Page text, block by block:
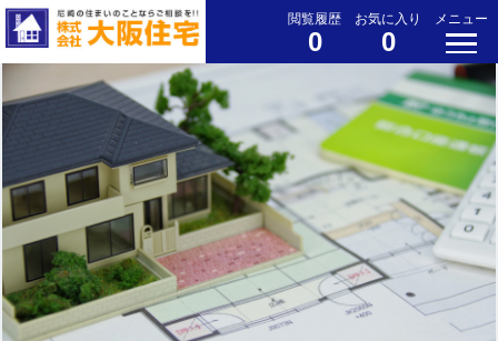
閲覧履歴
0
お気に入り
0
メニュー